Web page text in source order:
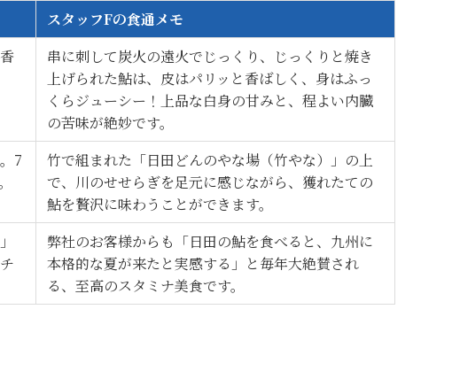
スタッフFの食通メモ
串に刺して炭火の遠火でじっくり、じっくりと焼き
上げられた鮎は、皮はパリッと香ばしく、身はふっ
くらジューシー！上品な白身の甘みと、程よい内臓
の苦味が絶妙です。
7
竹で組まれた「日田どんのやな場（竹やな）」の上
で、川のせせらぎを足元に感じながら、獲れたての
鮎を贅沢に味わうことができます。
弊社のお客様からも「日田の鮎を食べると、九州に
本格的な夏が来たと実感する」と毎年大絶賛され
る、至高のスタミナ美食です。